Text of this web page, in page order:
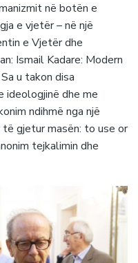
në botën e
e vjetër – në një
e Vjetër dhe
Ismail Kadare: Modern
u takon disa
ideologjinë dhe me
ndihmë nga një
gjetur masën: to use or
tejkalimin dhe